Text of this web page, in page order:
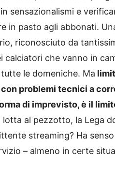
sensazionalismi e
in pasto agli abbonati.
riconosciuto da
calciatori che vanno in
le domeniche. Ma
problemi tecnici a
di imprevisto, è il
lotta al pezzotto, la Lega
streaming? Ha
– almeno in certe